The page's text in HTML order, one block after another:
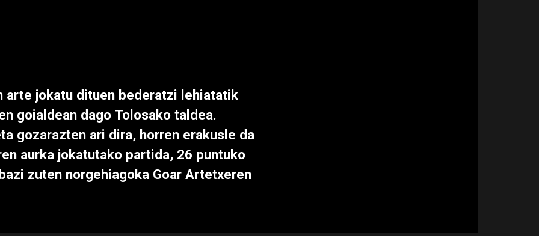
arte jokatu dituen bederatzi lehiatatik
goialdean dago Tolosako taldea.
gozarazten ari dira, horren erakusle da
aurka jokatutako partida, 26 puntuko
zuten norgehiagoka Goar Artetxeren